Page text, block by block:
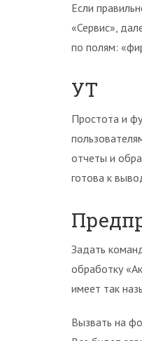
Если
«Сервис»,
по полям:
УТ
Простота и
отчеты и
готова к
Задать
обработку
имеет так
Вызвать на